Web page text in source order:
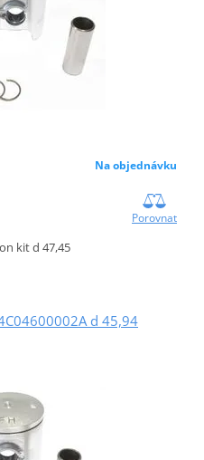
Na objednávku
Porovnat
kit d 47,45
d 45,94